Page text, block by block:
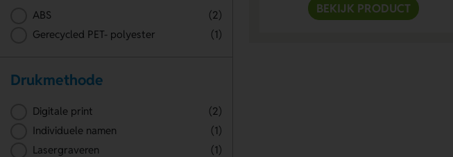
BEKIJK PRODUCT
ABS
(2)
Gerecycled PET- polyester
(1)
Drukmethode
Digitale print
(2)
Individuele namen
(1)
Lasergraveren
(1)